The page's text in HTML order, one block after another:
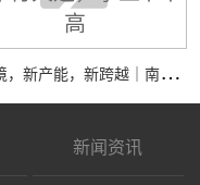
新
环境，新产能，新跨越｜南京全控祝大家马年行大运，事业节节高
新闻资讯